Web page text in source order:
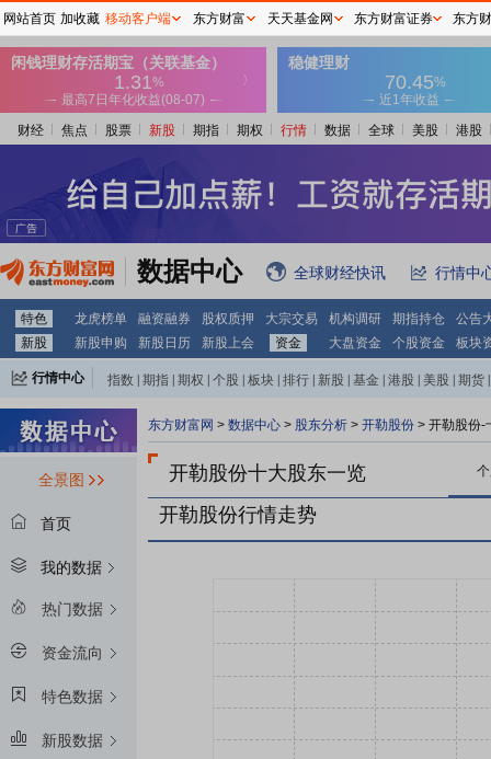
财经 焦点 股票 新股 期指 期权 行情 数据 全球 美股 港股
数据中心 全球财经快讯 行情中
特色 龙虎榜单 融资融券 股权质押 大宗交易 机构调研 期指持仓
公告
新股
新股申购 新股日历 新股上会 资金 大盘资金 个股资金 板块
行情中心 指数 期指 期权 个股 板块 排行 新股 基金 港股 美股 期货
全景图
首页
我的数据
热门数据
资金流向
特色数据
新股数据
东方财富网 > 数据中心 > 股东分析 > 开勒股份 > 开勒股份-
开勒股份十大股东一览
开勒股份行情走势
网站首页 加收藏 移动客户端 东方财富 天天基金网 东方财富证券 东方